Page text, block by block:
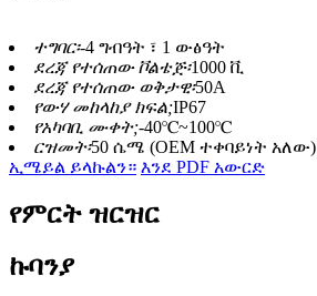
ተግባር፡-4 ግብዓት ፣ 1 ውፅዓት
ደረጃ የተሰጠው ቮልቴጅ፡1000 ቪ
ደረጃ የተሰጠው ወቅታዊ፡50A
የውሃ መከላከያ ክፍል;IP67
የአካባቢ ሙቀት;-40℃~100℃
ርዝመት፡50 ሴሜ (OEM ተቀባይነት አለው)
ኢሜይል ይላኩልን። እንደ PDF አውርድ
የምርት ዝርዝር
ኩባንያ